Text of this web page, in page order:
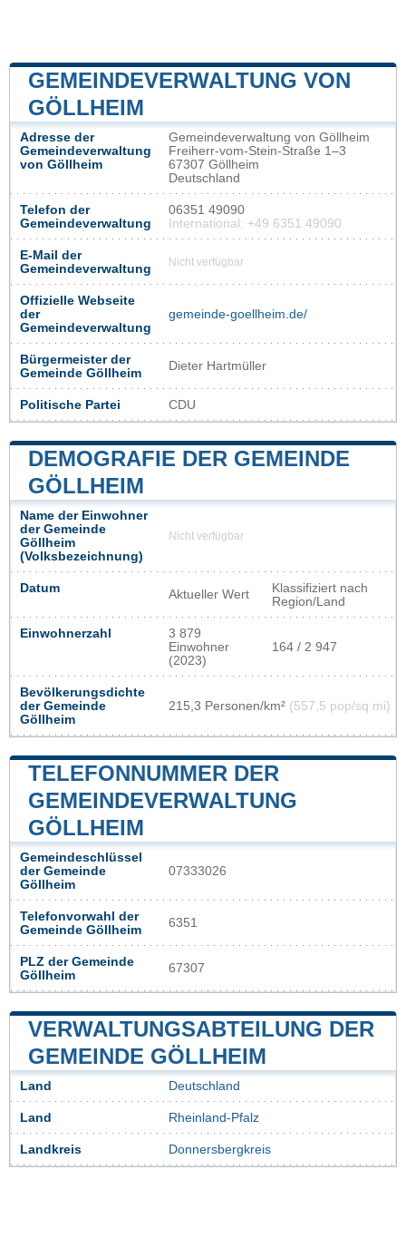
GEMEINDEVERWALTUNG VON
GÖLLHEIM
Adresse der
Gemeindeverwaltung
von Göllheim
Gemeindeverwaltung von Göllheim
Freiherr-vom-Stein-Straße 1–3
67307 Göllheim
Deutschland
Telefon der
Gemeindeverwaltung
06351 49090
International: +49 6351 49090
E-Mail der
Gemeindeverwaltung
Nicht verfügbar
Offizielle Webseite
der
Gemeindeverwaltung
gemeinde-goellheim.de/
Bürgermeister der
Gemeinde Göllheim
Dieter Hartmüller
Politische Partei CDU
DEMOGRAFIE DER GEMEINDE
GÖLLHEIM
Name der Einwohner
der Gemeinde
Göllheim
(Volksbezeichnung)
Nicht verfügbar
Datum Aktueller Wert
Klassifiziert nach
Region/Land
Einwohnerzahl
3 879
Einwohner
(2023)
164 / 2 947
Bevölkerungsdichte
der Gemeinde
Göllheim
215,3 Personen/km² (557,5 pop/sq mi)
TELEFONNUMMER DER
GEMEINDEVERWALTUNG
GÖLLHEIM
Gemeindeschlüssel
der Gemeinde
Göllheim
07333026
Telefonvorwahl der
Gemeinde Göllheim
6351
PLZ der Gemeinde
Göllheim
67307
VERWALTUNGSABTEILUNG DER
GEMEINDE GÖLLHEIM
Land Deutschland
Land Rheinland-Pfalz
Landkreis Donnersbergkreis